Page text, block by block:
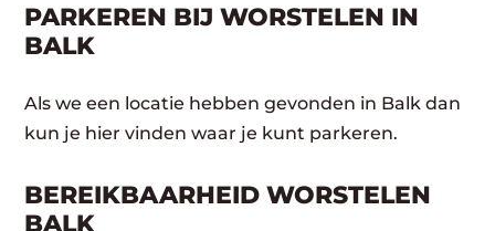
PARKEREN BIJ WORSTELEN IN
BALK
Als we een locatie hebben gevonden in Balk dan
kun je hier vinden waar je kunt parkeren.
BEREIKBAARHEID WORSTELEN
BALK